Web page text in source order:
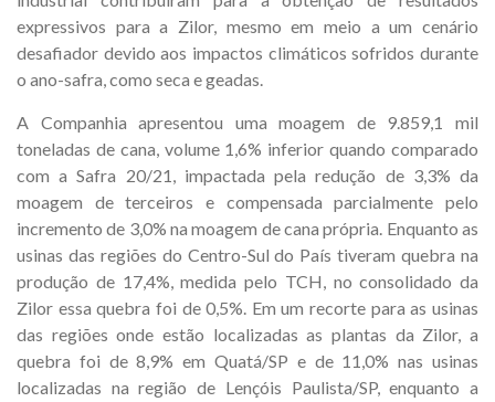
expressivos para a Zilor, mesmo em meio a um cenário
desafiador devido aos impactos climáticos sofridos durante
o ano-safra, como seca e geadas.
A Companhia apresentou uma moagem de 9.859,1 mil
toneladas de cana, volume 1,6% inferior quando comparado
com a Safra 20/21, impactada pela redução de 3,3% da
moagem de terceiros e compensada parcialmente pelo
incremento de 3,0% na moagem de cana própria. Enquanto as
usinas das regiões do Centro-Sul do País tiveram quebra na
produção de 17,4%, medida pelo TCH, no consolidado da
Zilor essa quebra foi de 0,5%. Em um recorte para as usinas
das regiões onde estão localizadas as plantas da Zilor, a
quebra foi de 8,9% em Quatá/SP e de 11,0% nas usinas
localizadas na região de Lençóis Paulista/SP, enquanto a